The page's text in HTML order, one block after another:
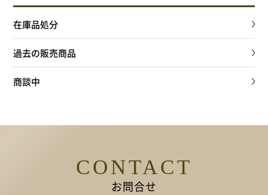
在庫品処分
過去の販売商品
商談中
CONTACT
お問合せ